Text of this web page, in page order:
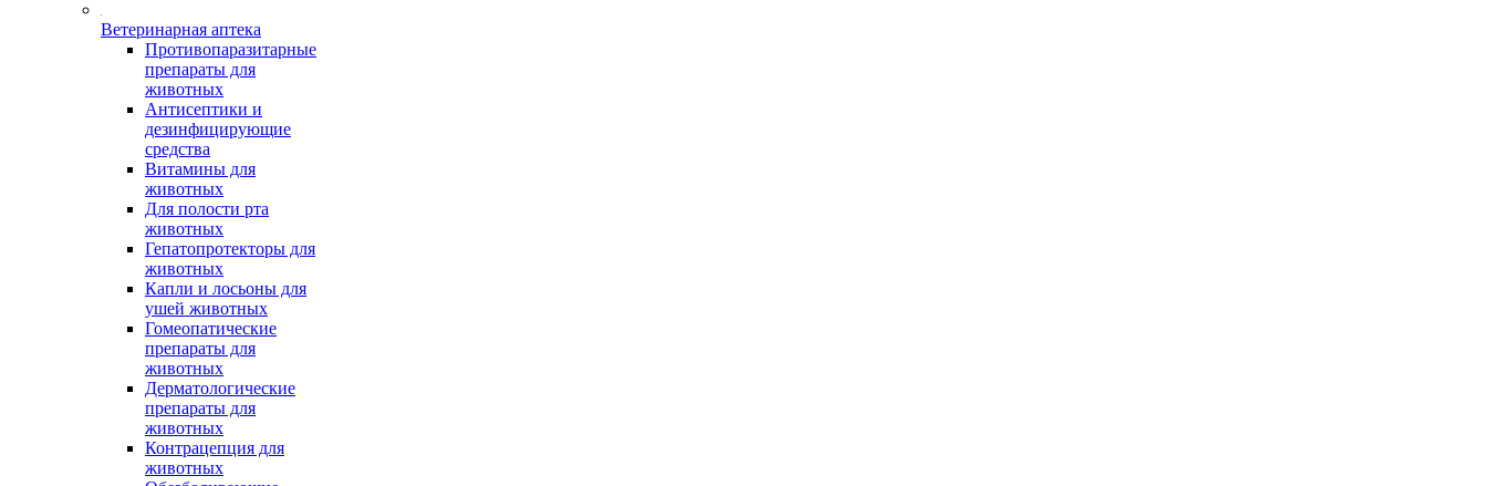
Ветеринарная аптека
Противопаразитарные
препараты для
животных
Антисептики и
дезинфицирующие
средства
Витамины для
животных
Для полости рта
животных
Гепатопротекторы для
животных
Капли и лосьоны для
ушей животных
Гомеопатические
препараты для
животных
Дерматологические
препараты для
животных
Контрацепция для
животных